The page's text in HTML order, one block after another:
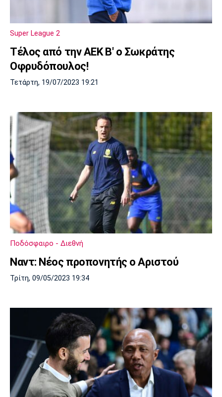
Super League 2
Τέλος από την ΑΕΚ Β' ο Σωκράτης
Οφρυδόπουλος!
Τετάρτη, 19/07/2023 19:21
Ποδόσφαιρο - Διεθνή
Ναντ: Νέος προπονητής ο Αριστού
Τρίτη, 09/05/2023 19:34